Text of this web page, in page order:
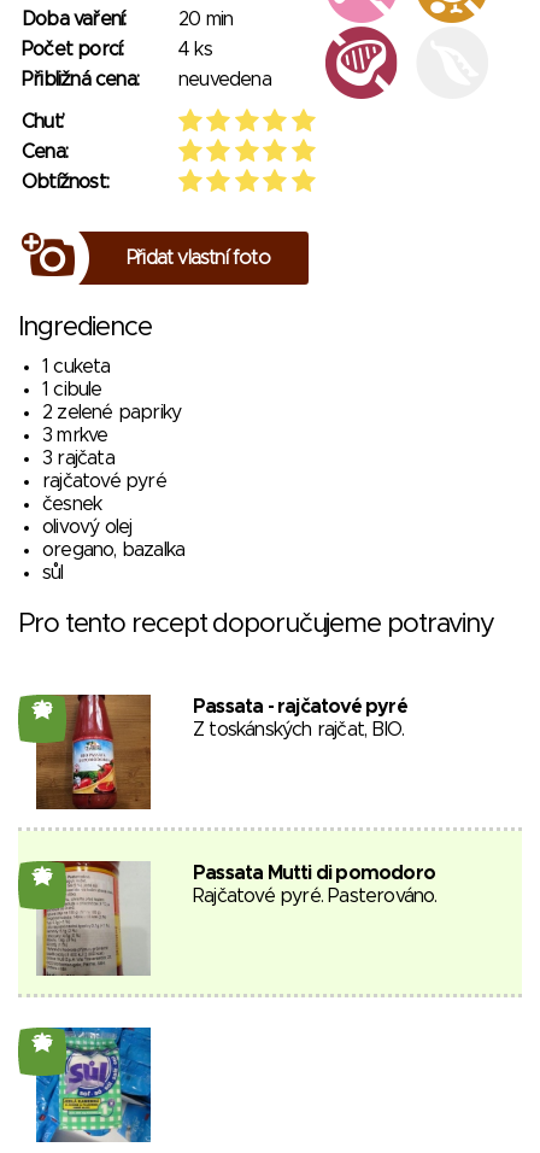
Doba vaření:
20 min
Počet porcí:
4 ks
Přibližná cena:
neuvedena
Chuť:
Cena:
Obtížnost:
Přidat vlastní foto
Ingredience
1 cuketa
1 cibule
2 zelené papriky
3 mrkve
3 rajčata
rajčatové pyré
česnek
olivový olej
oregano, bazalka
sůl
Pro tento recept doporučujeme potraviny
28
Passata - rajčatové pyré
Z toskánských rajčat, BIO.
26
Passata Mutti di pomodoro
Rajčatové pyré. Pasterováno.
26